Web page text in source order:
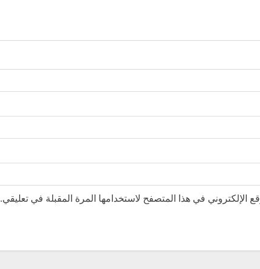
الإلكتروني في هذا المتصفح لاستخدامها المرة المقبلة في تعليقي.